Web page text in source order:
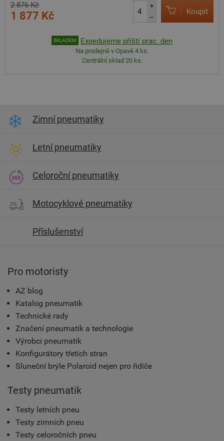
2 876 Kč
1 877 Kč
+
–
Koupit
SKLADEM Expedujeme příští prac. den
Na prodejně v Opavě 4 ks.
Centrální sklad 20 ks.
Zimní pneumatiky
Letní pneumatiky
Celoroční pneumatiky
Motocyklové pneumatiky
Příslušenství
Pro motoristy
AZ blog
Katalog pneumatik
Technické rady
Značení pneumatik a technologie
Výrobci pneumatik
Konfigurátory třetích stran
Sluneční brýle Polaroid nejen pro řidiče
Testy pneumatik
Testy letních pneu
Testy zimních pneu
Testy celoročních pneu